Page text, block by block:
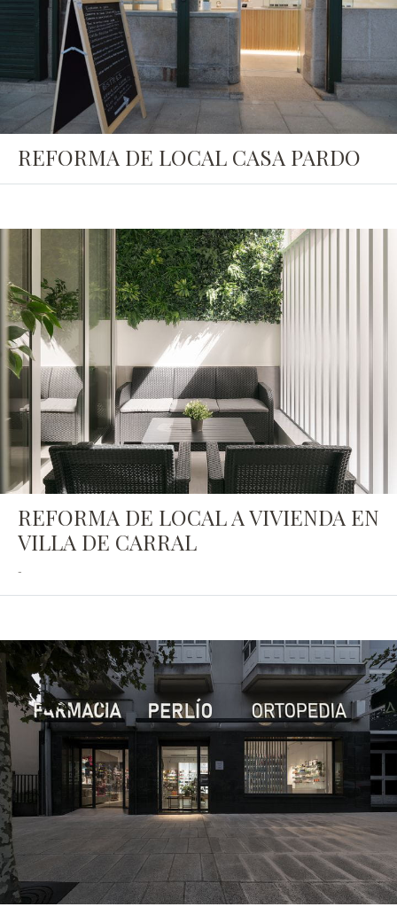
REFORMA DE LOCAL CASA PARDO
REFORMA DE LOCAL A VIVIENDA EN
VILLA DE CARRAL
-